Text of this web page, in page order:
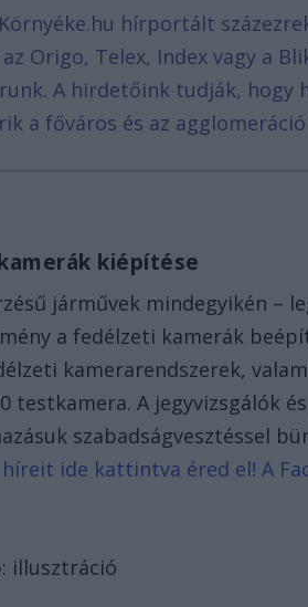
hírportált
Origo, Telex, Index vagy a
A hirdetőink tudják, hogy
a főváros és az
kiépítése
járművek mindegyikén –
a fedélzeti kamerák
kamerarendszerek,
testkamera. A jegyvizsgálók
szabadságvesztéssel
ide kattintva éred el! A
illusztráció